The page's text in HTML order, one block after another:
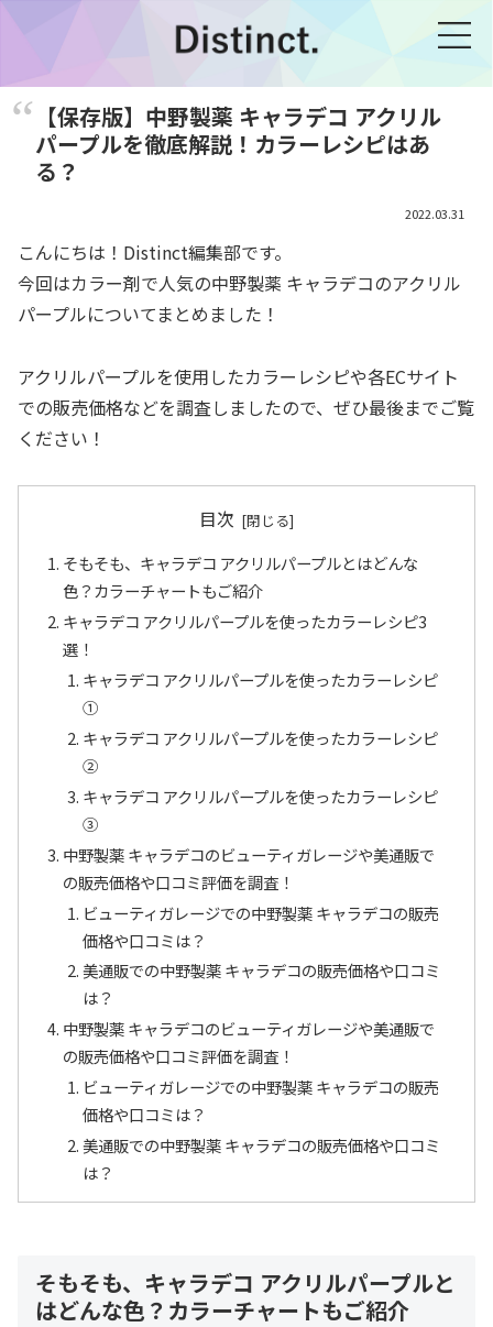
【保存版】中野製薬 キャラデコ アクリル
パープルを徹底解説！カラーレシピはあ
る？
2022.03.31
こんにちは！Distinct編集部です。
今回はカラー剤で人気の中野製薬 キャラデコのアクリル
パープルについてまとめました！
アクリルパープルを使用したカラーレシピや各ECサイト
での販売価格などを調査しましたので、ぜひ最後までご覧
ください！
目次
そもそも、キャラデコ アクリルパープルとはどんな
色？カラーチャートもご紹介
キャラデコ アクリルパープルを使ったカラーレシピ3
選！
キャラデコ アクリルパープルを使ったカラーレシピ
①
キャラデコ アクリルパープルを使ったカラーレシピ
②
キャラデコ アクリルパープルを使ったカラーレシピ
③
中野製薬 キャラデコのビューティガレージや美通販で
の販売価格や口コミ評価を調査！
ビューティガレージでの中野製薬 キャラデコの販売
価格や口コミは？
美通販での中野製薬 キャラデコの販売価格や口コミ
は？
中野製薬 キャラデコのビューティガレージや美通販で
の販売価格や口コミ評価を調査！
ビューティガレージでの中野製薬 キャラデコの販売
価格や口コミは？
美通販での中野製薬 キャラデコの販売価格や口コミ
は？
そもそも、キャラデコ アクリルパープルと
はどんな色？カラーチャートもご紹介